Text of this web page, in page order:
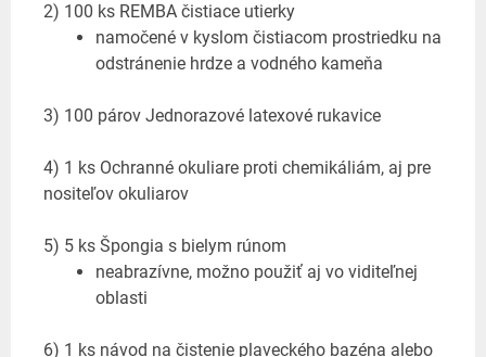
2) 100 ks REMBA čistiace utierky
namočené v kyslom čistiacom prostriedku na
odstránenie hrdze a vodného kameňa
3) 100 párov Jednorazové latexové rukavice
4) 1 ks Ochranné okuliare proti chemikáliám, aj pre
nositeľov okuliarov
5) 5 ks Špongia s bielym rúnom
neabrazívne, možno použiť aj vo viditeľnej
oblasti
6) 1 ks návod na čistenie plaveckého bazéna alebo